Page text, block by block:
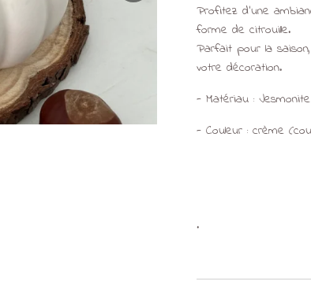
Profitez d'une
forme de citrouille.
Parfait pour la
votre décoration.
- Matériau : Jesmonite
- Couleur : crème
.